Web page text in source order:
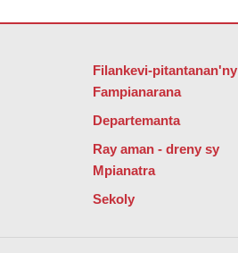
Filankevi-pitantanan'ny
Fampianarana
Departemanta
Ray aman - dreny sy
Mpianatra
Sekoly